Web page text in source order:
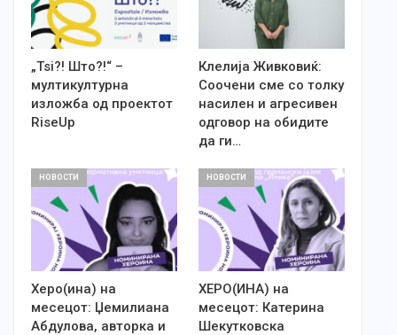
„Tsi?! Што?!“ –
мултикултурна
изложба од проектот
RiseUp
Клелија Живковиќ:
Соочени сме со толку
насилен и агресивен
одговор на обидите
да ги…
НОВОСТИ
Херо(ина) на
месецот: Џемилиана
Абдулова, авторка и
НОВОСТИ
ХЕРО(ИНА) на
месецот: Катерина
Шекутковска